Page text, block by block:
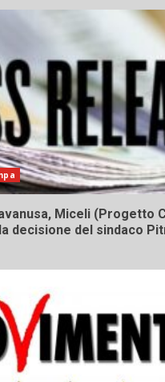
Miceli (Progetto
decisione del sindaco